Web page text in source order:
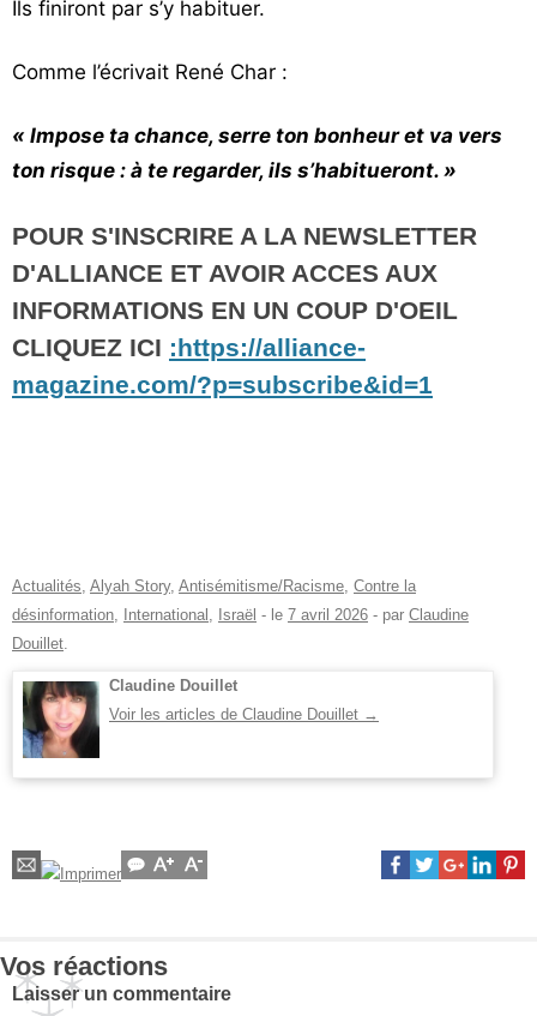
Ils finiront par s’y habituer.
Comme l’écrivait René Char :
« Impose ta chance, serre ton bonheur et va vers
ton risque : à te regarder, ils s’habitueront. »
POUR S'INSCRIRE A LA NEWSLETTER
D'ALLIANCE ET AVOIR ACCES AUX
INFORMATIONS EN UN COUP D'OEIL
CLIQUEZ ICI :https://alliance-
magazine.com/?p=subscribe&id=1
Actualités, Alyah Story, Antisémitisme/Racisme, Contre la
désinformation, International , Israël - le 7 avril 2026 - par Claudine
Douillet.
Claudine Douillet
Voir les articles de Claudine Douillet →
Vos réactions
Laisser un commentaire